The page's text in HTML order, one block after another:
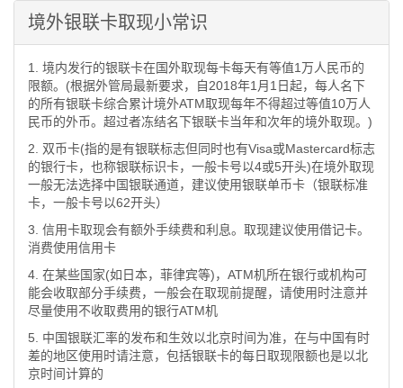
境外银联卡取现小常识
1. 境内发行的银联卡在国外取现每卡每天有等值1万人民币的
限额。(根据外管局最新要求，自2018年1月1日起，每人名下
的所有银联卡综合累计境外ATM取现每年不得超过等值10万人
民币的外币。超过者冻结名下银联卡当年和次年的境外取现。)
2. 双币卡(指的是有银联标志但同时也有Visa或Mastercard标志
的银行卡，也称银联标识卡，一般卡号以4或5开头)在境外取现
一般无法选择中国银联通道，建议使用银联单币卡（银联标准
卡，一般卡号以62开头）
3. 信用卡取现会有额外手续费和利息。取现建议使用借记卡。
消费使用信用卡
4. 在某些国家(如日本，菲律宾等)，ATM机所在银行或机构可
能会收取部分手续费，一般会在取现前提醒，请使用时注意并
尽量使用不收取费用的银行ATM机
5. 中国银联汇率的发布和生效以北京时间为准，在与中国有时
差的地区使用时请注意，包括银联卡的每日取现限额也是以北
京时间计算的